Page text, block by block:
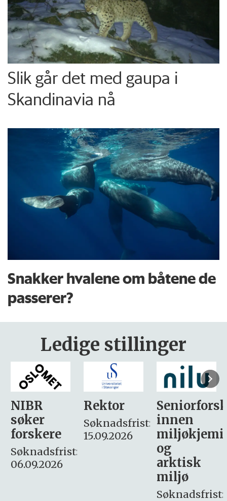
Slik går det med gaupa i
Skandinavia nå
Snakker hvalene om båtene de
passerer?
Ledige stillinger
Rektor
Søknadsfrist:
15.09.2026
Seniorforsker
innen
miljøkjemi
søker
– fast
Søknadsfrist:
16. august.